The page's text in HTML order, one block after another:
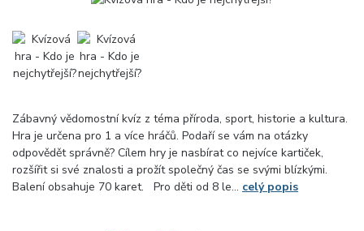
Zábavný vědomostní kvíz z téma příroda, sport, historie a kultura.
Hra je určena pro 1 a více hráčů. Podaří se vám na otázky
odpovědět správně? Cílem hry je nasbírat co nejvíce kartiček,
rozšířit si své znalosti a prožít společný čas se svými blízkými.
Balení obsahuje 70 karet. Pro děti od 8 le... celý popis